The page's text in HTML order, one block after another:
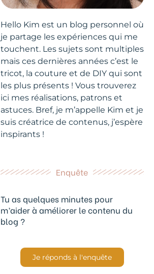
Hello Kim est un blog personnel où
je partage les expériences qui me
touchent. Les sujets sont multiples
mais ces dernières années c’est le
tricot, la couture et de DIY qui sont
les plus présents ! Vous trouverez
ici mes réalisations, patrons et
astuces. Bref, je m’appelle Kim et je
suis créatrice de contenus, j’espère
inspirants !
Enquête
Tu as quelques minutes pour
m’aider à améliorer le contenu du
blog ?
Je réponds à l'enquête